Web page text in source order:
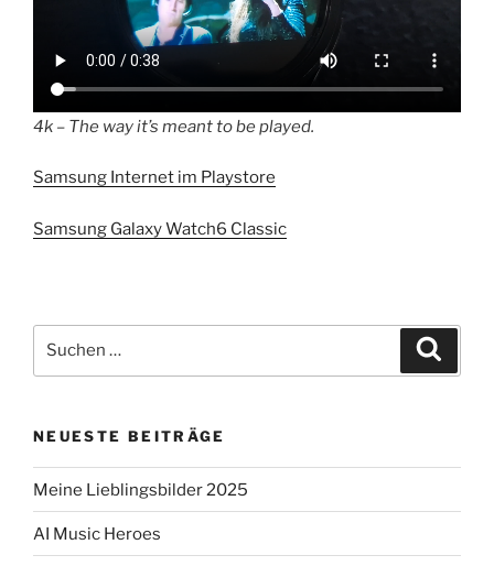
4k – The way it’s meant to be played.
Samsung Internet im Playstore
Samsung Galaxy Watch6 Classic
nach:
NEUESTE BEITRÄGE
Meine Lieblingsbilder 2025
AI Music Heroes